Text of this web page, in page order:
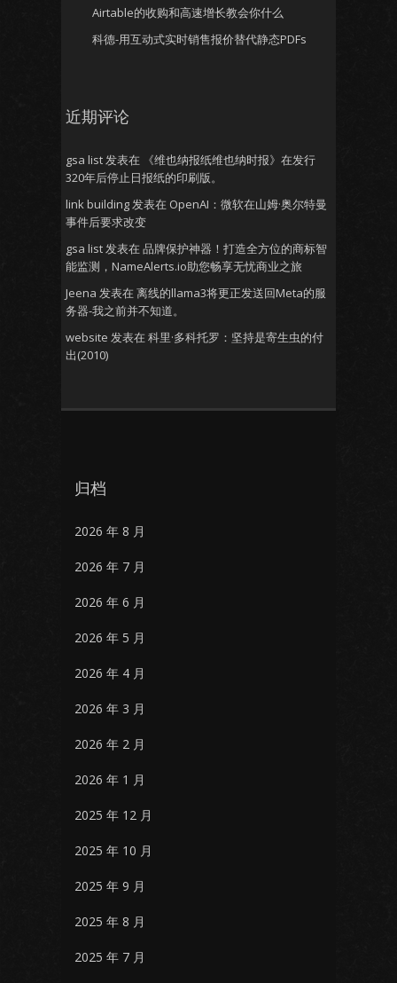
Airtable的收购和高速增长教会你什么
科德-用互动式实时销售报价替代静态PDFs
近期评论
gsa list发表在
《维也纳报纸维也纳时报》在发行
320年后停止日报纸的印刷版。
link building发表在 OpenAI：微软在山姆·奥尔特曼
事件后要求改变
gsa list发表在 品牌保护神器！打造全方位的商标智
能监测，NameAlerts.io助您畅享无忧商业之旅
Jeena 发表在 离线的llama3将更正发送回Meta的服
务器-我之前并不知道。
website 发表在 科里·多科托罗：坚持是寄生虫的付
出(2010)
归档
2026 年 8 月
2026 年 7 月
2026 年 6 月
2026 年 5 月
2026 年 4 月
2026 年 3 月
2026 年 2 月
2026 年 1 月
2025 年 12 月
2025 年 10 月
2025 年 9 月
2025 年 8 月
2025 年 7 月